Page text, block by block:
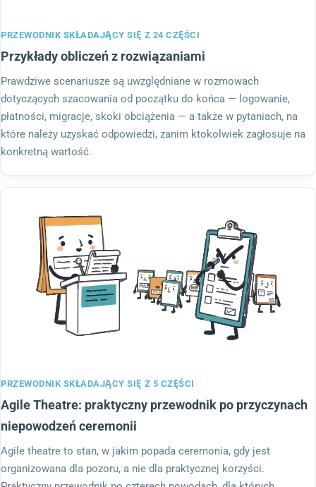
PRZEWODNIK SKŁADAJĄCY SIĘ Z 24 CZĘŚCI
Przykłady obliczeń z rozwiązaniami
Prawdziwe scenariusze są uwzględniane w rozmowach
dotyczących szacowania od początku do końca — logowanie,
płatności, migracje, skoki obciążenia — a także w pytaniach, na
które należy uzyskać odpowiedzi, zanim ktokolwiek zagłosuje na
konkretną wartość.
PRZEWODNIK SKŁADAJĄCY SIĘ Z 5 CZĘŚCI
Agile Theatre: praktyczny przewodnik po przyczynach
niepowodzeń ceremonii
Agile theatre to stan, w jakim popada ceremonia, gdy jest
organizowana dla pozoru, a nie dla praktycznej korzyści.